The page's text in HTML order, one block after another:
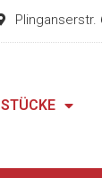
Plinganserstr.
STÜCKE